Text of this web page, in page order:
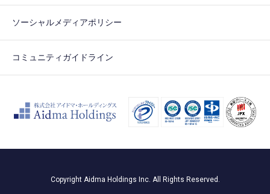
ソーシャルメディアポリシー
コミュニティガイドライン
Copyright Aidma Holdings Inc. All Rights Reserved.